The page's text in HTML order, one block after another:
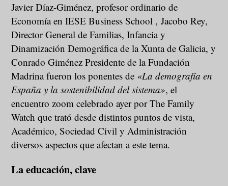
Javier Díaz-Giménez, profesor ordinario de
Economía en IESE Business School , Jacobo Rey,
Director General de Familias, Infancia y
Dinamización Demográfica de la Xunta de Galicia, y
Conrado Giménez Presidente de la Fundación
Madrina fueron los ponentes de «La demografía en
España y la sostenibilidad del sistema», el
encuentro zoom celebrado ayer por The Family
Watch que trató desde distintos puntos de vista,
Académico, Sociedad Civil y Administración
diversos aspectos que afectan a este tema.
La educación, clave